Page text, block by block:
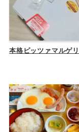
本格ピッツァマルゲ